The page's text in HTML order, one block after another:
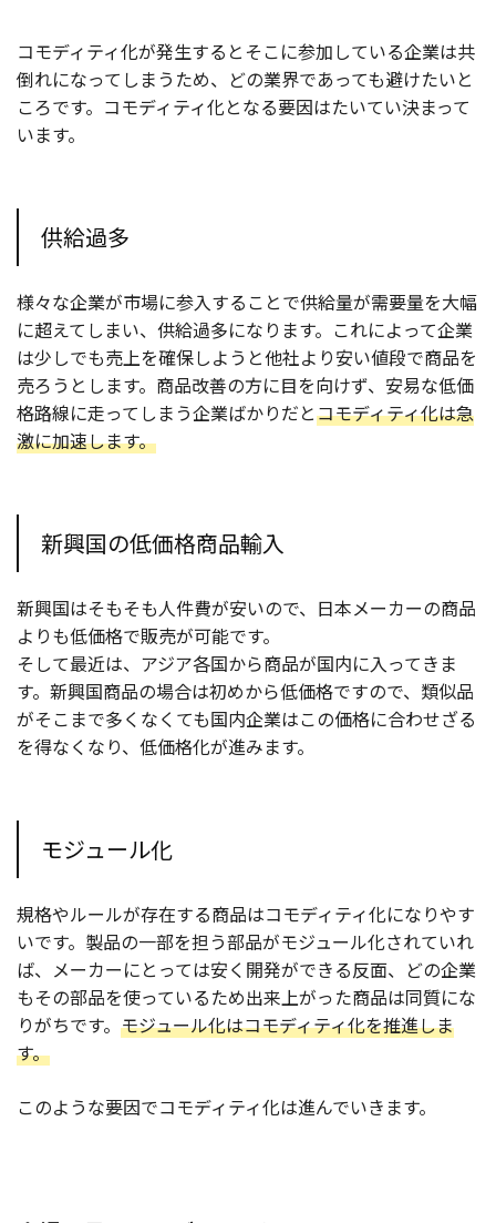
コモディティ化が発生するとそこに参加している企業は共
倒れになってしまうため、どの業界であっても避けたいと
ころです。コモディティ化となる要因はたいてい決まって
います。
供給過多
様々な企業が市場に参入することで供給量が需要量を大幅
に超えてしまい、供給過多になります。これによって企業
は少しでも売上を確保しようと他社より安い値段で商品を
売ろうとします。商品改善の方に目を向けず、安易な低価
格路線に走ってしまう企業ばかりだとコモディティ化は急
激に加速します。
新興国の低価格商品輸入
新興国はそもそも人件費が安いので、日本メーカーの商品
よりも低価格で販売が可能です。
そして最近は、アジア各国から商品が国内に入ってきま
す。新興国商品の場合は初めから低価格ですので、類似品
がそこまで多くなくても国内企業はこの価格に合わせざる
を得なくなり、低価格化が進みます。
モジュール化
規格やルールが存在する商品はコモディティ化になりやす
いです。製品の一部を担う部品がモジュール化されていれ
ば、メーカーにとっては安く開発ができる反面、どの企業
もその部品を使っているため出来上がった商品は同質にな
りがちです。 モジュール化はコモディティ化を推進しま
す。
このような要因でコモディティ化は進んでいきます。